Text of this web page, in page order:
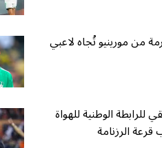
من مورينيو تُجاه لاعبي
للرابطة الوطنية للهواة
الرزنامة